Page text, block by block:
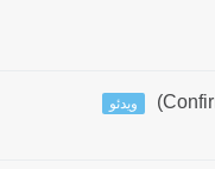
ویدئو